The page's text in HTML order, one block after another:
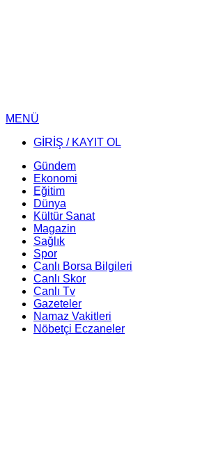
MENÜ
GİRİŞ / KAYIT OL
Gündem
Ekonomi
Eğitim
Dünya
Kültür Sanat
Magazin
Sağlık
Spor
Canlı Borsa Bilgileri
Canlı Skor
Canlı Tv
Gazeteler
Namaz Vakitleri
Nöbetçi Eczaneler